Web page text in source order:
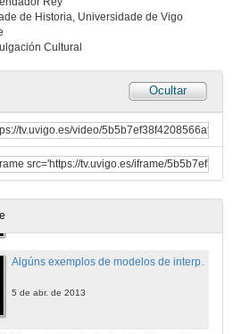
de Historia, Universidade de Vigo
Cultural
Ocultar
4 de abr. de 2013
Presentación de Manuel Estévez Caride
5 de abr. de 2013
Algúns exemplos de modelos de interpretación de patrimonio
5 de abr. de 2013